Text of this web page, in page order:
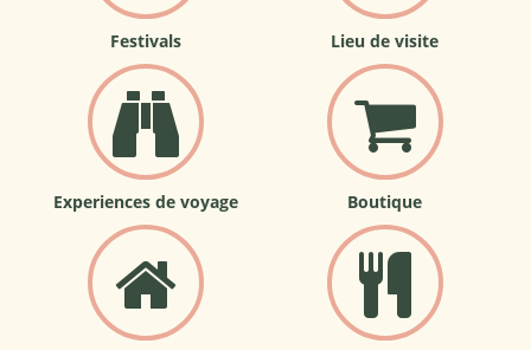
Festivals Lieu de visite
Experiences de voyage Boutique